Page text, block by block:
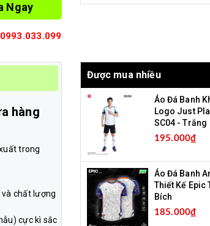
Ngay
0993.033.099
hàng
trong
chất lượng
cực kì sắc
Được mua nhiều
Áo Đá Banh
Logo Just
SC04 - Trắng
195.000₫
Áo Đá Banh
Thiết Kế Epic
Bích
185.000₫